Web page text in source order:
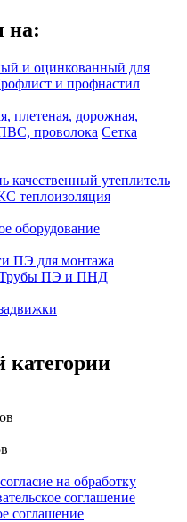
на:
и оцинкованный для
и профнастил
плетеная, дорожная,
проволока Сетка
утеплитель
теплоизоляция
оборудование
ПЭ для монтажа
ПЭ и ПНД
категории
на обработку
соглашение
соглашение